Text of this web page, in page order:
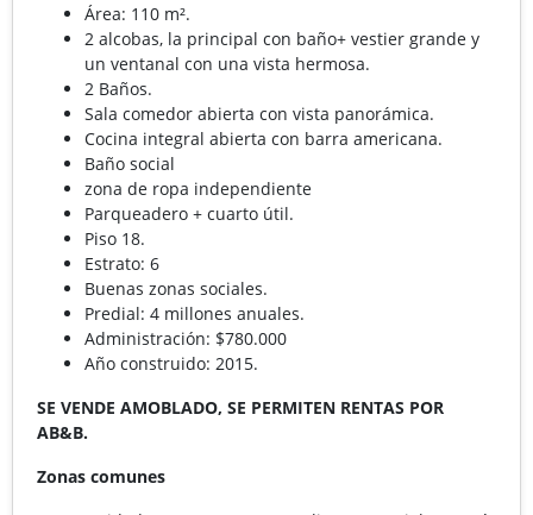
Área: 110 m².
2 alcobas, la principal con baño+ vestier grande y
un ventanal con una vista hermosa.
2 Baños.
Sala comedor abierta con vista panorámica.
Cocina integral abierta con barra americana.
Baño social
zona de ropa independiente
Parqueadero + cuarto útil.
Piso 18.
Estrato: 6
Buenas zonas sociales.
Predial: 4 millones anuales.
Administración: $780.000
Año construido: 2015.
SE VENDE AMOBLADO, SE PERMITEN RENTAS POR
AB&B.
Zonas comunes